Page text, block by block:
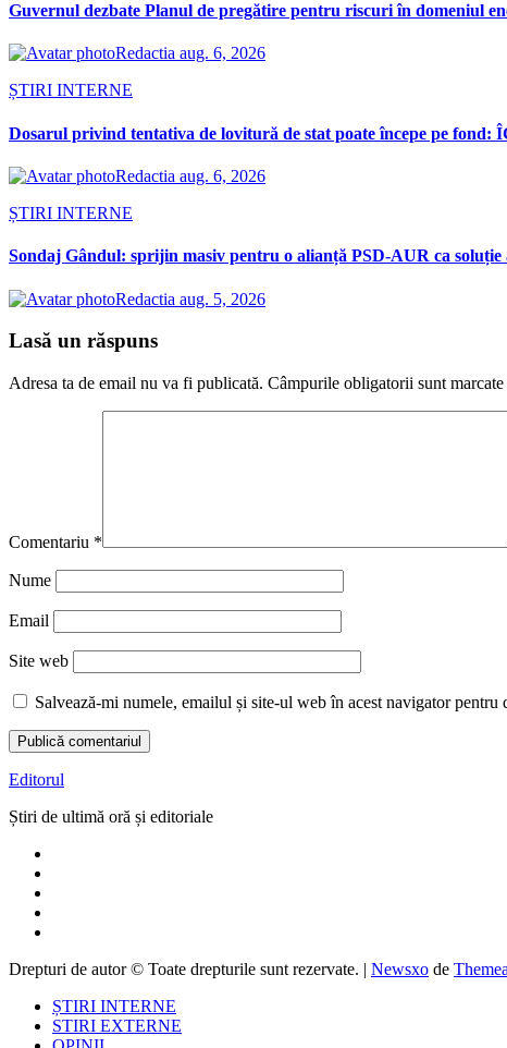
Guvernul dezbate Planul de pregătire pentru riscuri în domeniul
Redactia aug. 6, 2026
ȘTIRI INTERNE
Dosarul privind tentativa de lovitură de stat poate începe pe fond:
Redactia aug. 6, 2026
ȘTIRI INTERNE
Sondaj Gândul: sprijin masiv pentru o alianță PSD-AUR ca
Redactia aug. 5, 2026
Lasă un răspuns
Adresa ta de email nu va fi publicată. Câmpurile obligatorii sunt marcate
Comentariu *
Nume
Email
Site web
Salvează-mi numele, emailul și site-ul web în acest navigator pentru
Editorul
Știri de ultimă oră și editoriale
Drepturi de autor © Toate drepturile sunt rezervate. | Newsxo de
ȘTIRI INTERNE
STIRI EXTERNE